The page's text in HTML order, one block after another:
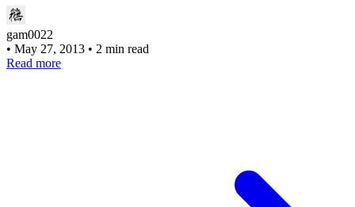
gam0022
• May 27, 2013 • 2 min read
Read more